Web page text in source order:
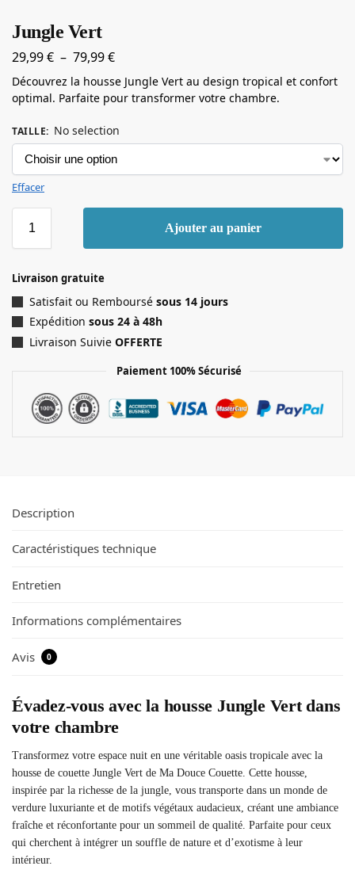
Jungle Vert
29,99€ – 79,99€
Découvrez la housse Jungle Vert au design tropical et confort
optimal. Parfaite pour transformer votre chambre.
TAILLE: No selection
Effacer
Ajouter au panier
Livraison gratuite
Satisfait ou Remboursé sous 14 jours
Expédition sous 24 à 48h
Livraison Suivie OFFERTE
Paiement 100% Sécurisé
Description
Caractéristiques technique
Entretien
Informations complémentaires
Avis 0
Évadez-vous avec la housse Jungle Vert dans
votre chambre
Transformez votre espace nuit en une véritable oasis tropicale avec la
housse de couette Jungle Vert de Ma Douce Couette. Cette housse,
inspirée par la richesse de la jungle, vous transporte dans un monde de
verdure luxuriante et de motifs végétaux audacieux, créant une ambiance
fraîche et réconfortante pour un sommeil de qualité. Parfaite pour ceux
qui cherchent à intégrer un souffle de nature et d’exotisme à leur
intérieur.